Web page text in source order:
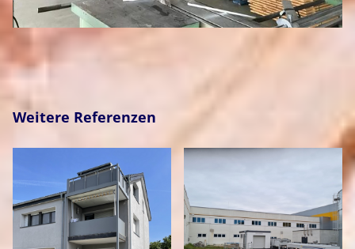
Weitere Referenzen